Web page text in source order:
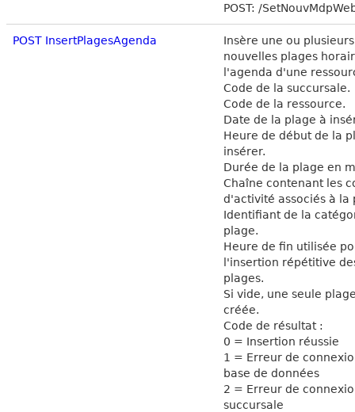
POST: /
POST InsertPlagesAgenda
Insère une ou plusieurs
nouvelles plages
l'agenda d'une
Code de la succursale.
Code de la ressource.
Date de la plage à
Heure de début de la
insérer.
Durée de la plage en
Chaîne contenant les
d'activité associés à la
Identifiant de la
plage.
Heure de fin utilisée
l'insertion répétitive
plages.
Si vide, une seule
créée.
Code de résultat :
0 = Insertion réussie
1 = Erreur de
base de données
2 = Erreur de
succursale